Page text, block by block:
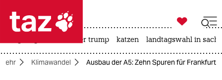
 taz zahl ich
taz zahl ich

taz zahl ich
usa unter trump katzen landtagswahl in
Klimawandel Ausbau der A5: Zehn Spuren für Frankfurt